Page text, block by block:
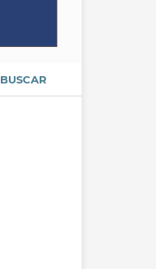
BUSCAR